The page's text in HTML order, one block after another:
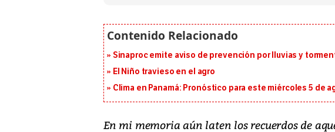
Sinaproc emite aviso de prevención por lluvias y
El Niño travieso en el agro
Clima en Panamá: Pronóstico para este miércoles 5 de
En mi memoria aún laten los recuerdos de